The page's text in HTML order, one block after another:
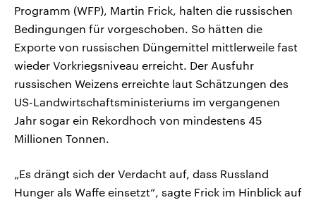
Programm (WFP), Martin Frick, halten die russischen
Bedingungen für vorgeschoben. So hätten die
Exporte von russischen Düngemittel mittlerweile fast
wieder Vorkriegsniveau erreicht. Der Ausfuhr
russischen Weizens erreichte laut Schätzungen des
US-Landwirtschaftsministeriums im vergangenen
Jahr sogar ein Rekordhoch von mindestens 45
Millionen Tonnen.
„Es drängt sich der Verdacht auf, dass Russland
Hunger als Waffe einsetzt“, sagte Frick im Hinblick auf